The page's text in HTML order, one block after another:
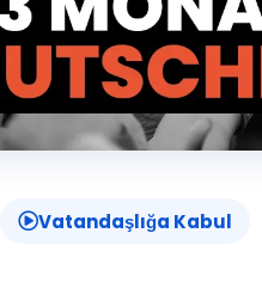
Vatandaşlığa Kabul